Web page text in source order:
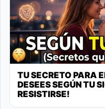
TU SECRETO PARA
DESEES SEGÚN TU
RESISTIRSE!